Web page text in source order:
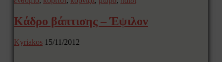
Κάδρο βάπτισης – Έψιλον
Kyriakos 15/11/2012